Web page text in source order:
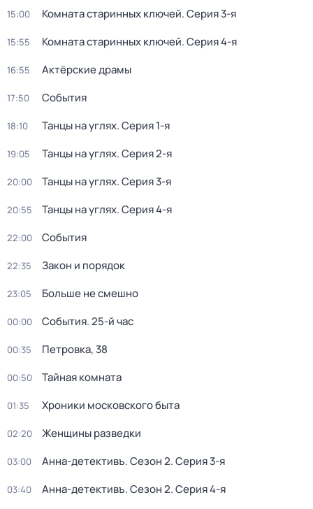
15:00 Комната старинных ключей. Серия 3-я
15:55 Комната старинных ключей. Серия 4-я
16:55 Актёрские драмы
17:50 События
18:10 Танцы на углях. Серия 1-я
19:05 Танцы на углях. Серия 2-я
20:00 Танцы на углях. Серия 3-я
20:55 Танцы на углях. Серия 4-я
22:00 События
22:35 Закон и порядок
23:05 Больше не смешно
00:00 События. 25-й час
00:35 Петровка, 38
00:50 Тайная комната
01:35 Хроники московского быта
02:20 Женщины разведки
03:00 Анна-детективъ. Сезон 2. Серия 3-я
03:40 Анна-детективъ. Сезон 2. Серия 4-я